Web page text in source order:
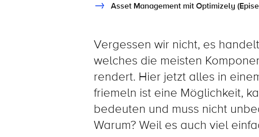
Asset Management mit Optimizely
Vergessen wir nicht, es
welches die meisten
rendert. Hier jetzt alles in
friemeln ist eine Möglichkeit,
bedeuten und muss nicht
Warum? Weil es auch viel